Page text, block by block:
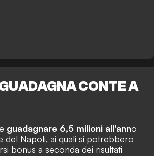
CONTE A
guadagnare 6,5 milioni all'anno
del Napoli, ai quali si potrebbero
bonus a seconda dei risultati